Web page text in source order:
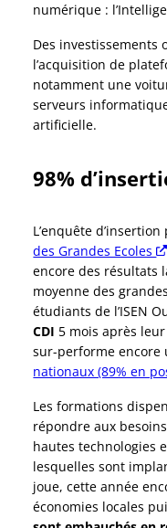
numérique :
Des investissements
l’acquisition de
notamment une
serveurs
artificielle.
98%
L’enquête
des Grandes Ecoles
encore des résultats
moyenne des
étudiants de l’ISEN
CDI 5 mois après leur
sur-performe
nationaux (89% en
Les formations
répondre aux
hautes technologies
lesquelles sont
joue, cette année
économies locales